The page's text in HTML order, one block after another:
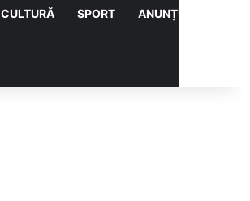
CULTURĂ SPORT ANUNȚURI